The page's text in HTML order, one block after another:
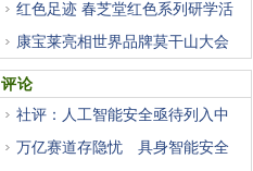
红色足迹 春芝堂红色系列研学活
康宝莱亮相世界品牌莫干山大会
评论
社评：人工智能安全亟待列入中
万亿赛道存隐忧 具身智能安全